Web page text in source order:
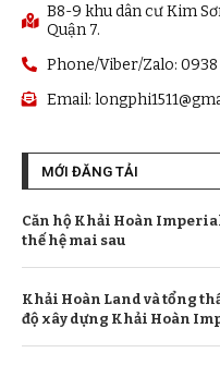
B8-9 khu dân cư Kim
Quận 7.
Phone/Viber/Zalo: 0938
Email:
MỚI ĐĂNG TẢI
Căn hộ Khải Hoàn
thế hệ mai sau
Khải Hoàn Land và tổng
độ xây dựng Khải Hoàn